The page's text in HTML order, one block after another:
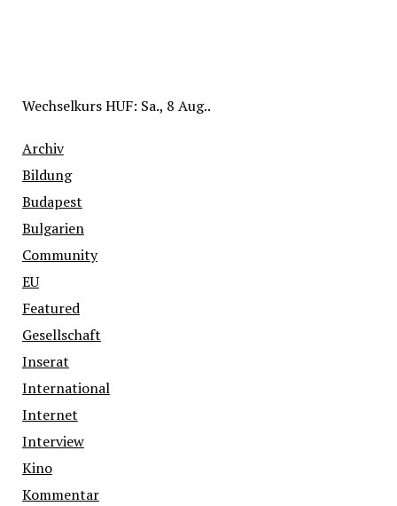
WechselkursHUF: Sa., 8 Aug..
Archiv
Bildung
Budapest
Bulgarien
Community
EU
Featured
Gesellschaft
Inserat
International
Internet
Interview
Kino
Kommentar